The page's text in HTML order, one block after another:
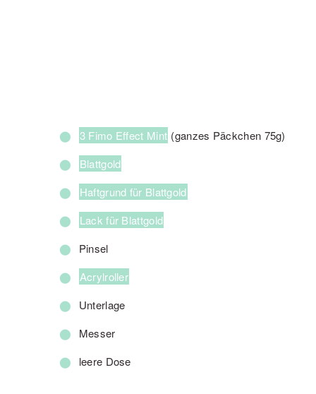
3 Fimo Effect Mint (ganzes Päckchen 75g)
Blattgold
Haftgrund für Blattgold
Lack für Blattgold
Pinsel
Acrylroller
Unterlage
Messer
leere Dose